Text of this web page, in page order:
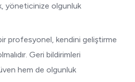
yöneticinize olgunluk
profesyonel, kendini geliştirme
Geri bildirimleri
hem de olgunluk